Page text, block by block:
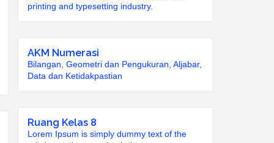
printing and typesetting industry.
AKM Numerasi
Bilangan, Geometri dan Pengukuran, Aljabar,
Data dan Ketidakpastian
Ruang Kelas 8
Lorem Ipsum is simply dummy text of the